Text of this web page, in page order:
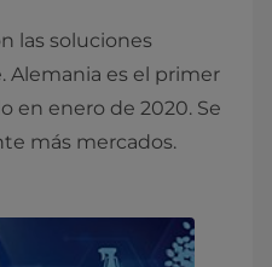
las soluciones
Alemania es el primer
en enero de 2020. Se
más mercados.